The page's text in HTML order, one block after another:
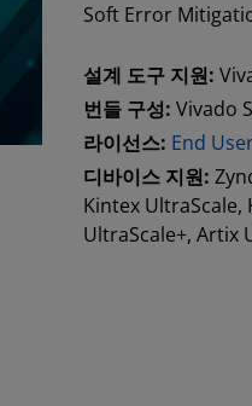
Soft Error
설계 도구 지원:
번들 구성:Vivado
라이선스: End
디바이스 지원:
Kintex UltraScale,
UltraScale+, Artix